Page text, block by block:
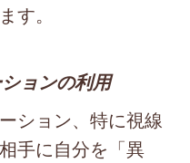
す。
ョンの利用
ション、特に視線
手に自分を「異